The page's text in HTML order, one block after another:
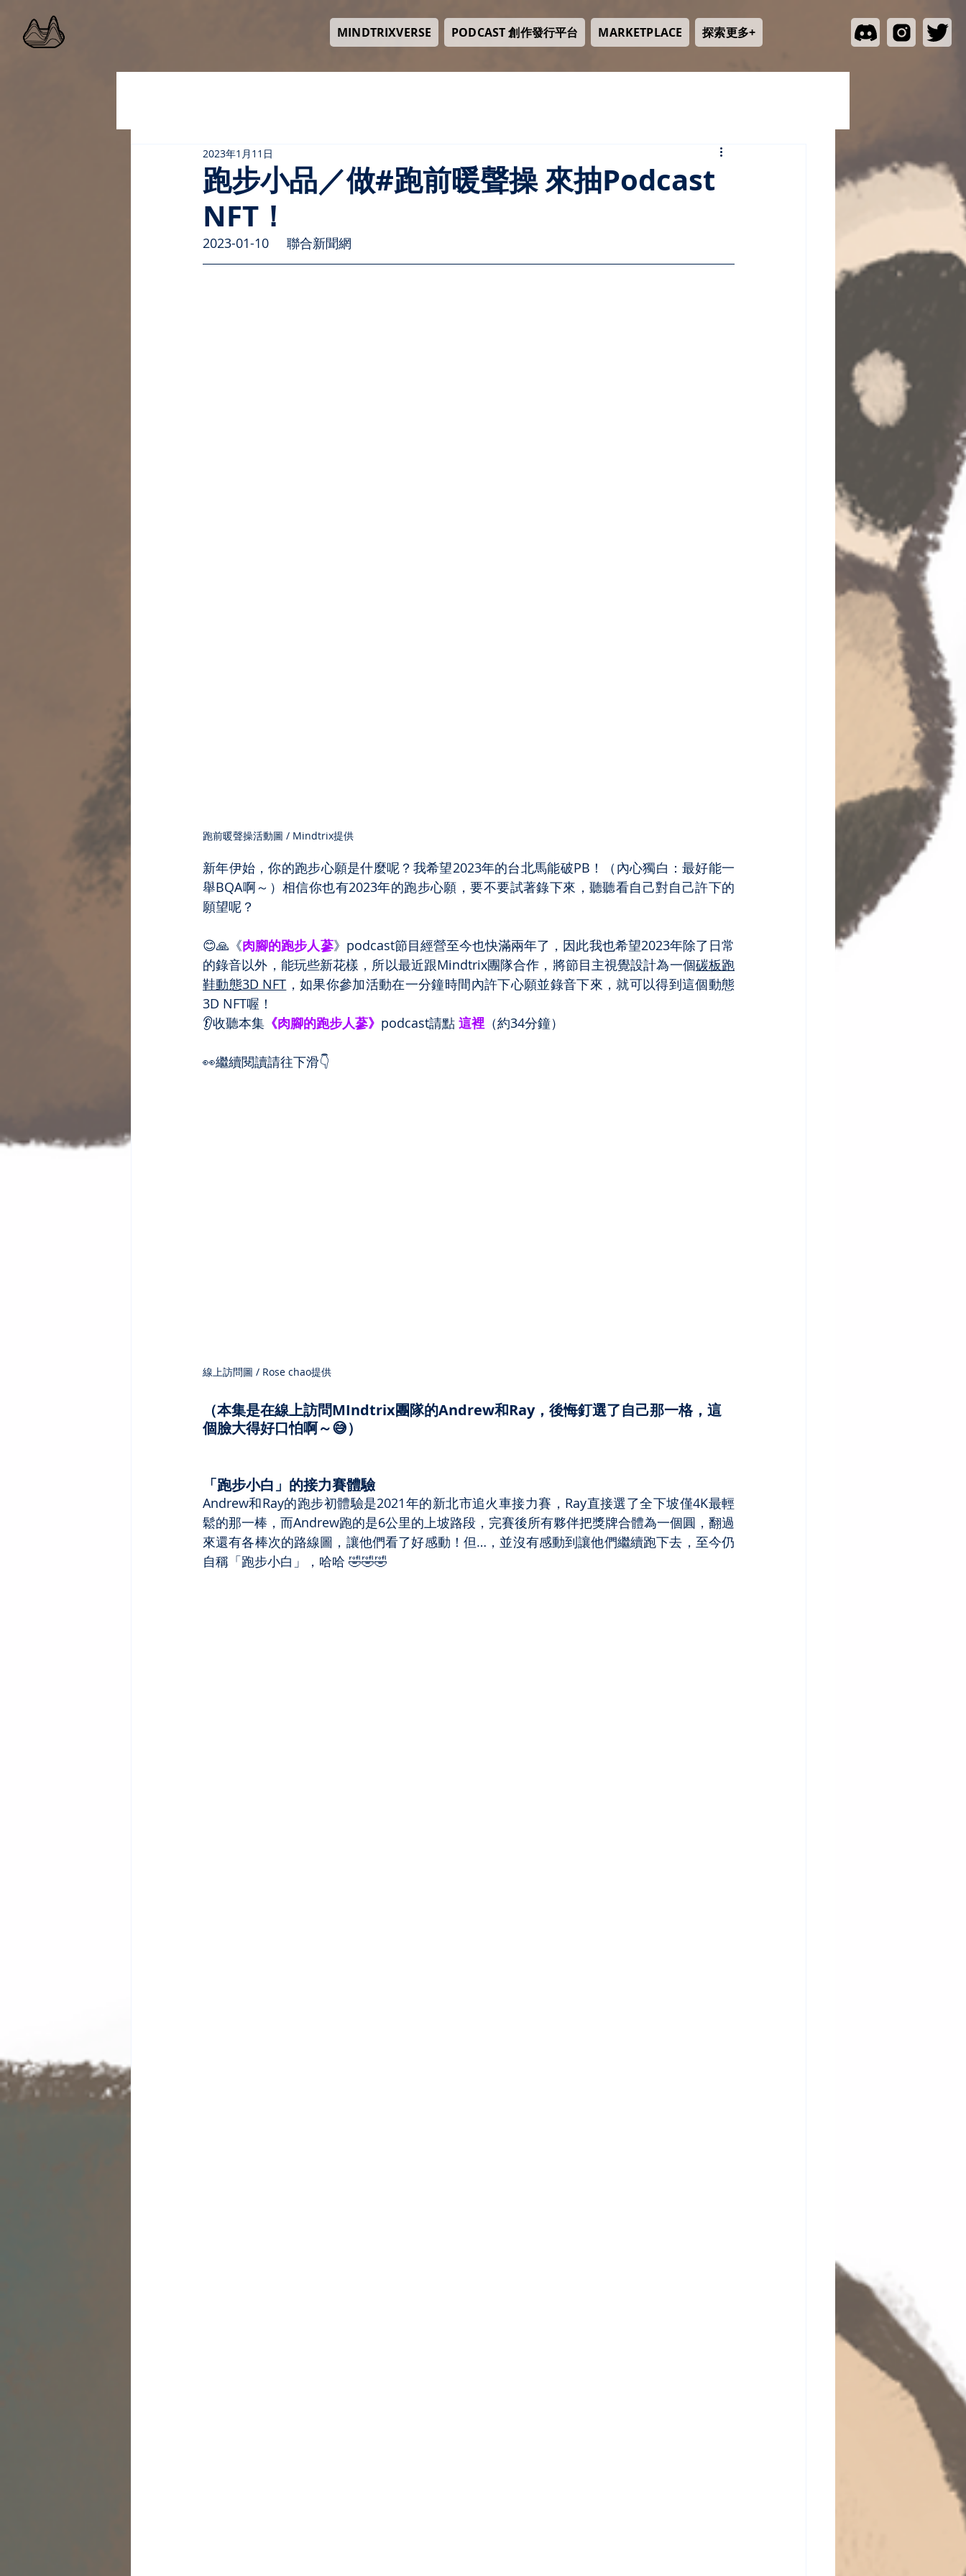
MINDTRIXVERSE PODCAST 創作發行平台 MARKETPLACE 探索更多+
跑步小品／做#跑前暖聲操 來抽Podcast
NFT！
2023年1月11日
2023-01-10     聯合新聞網
跑前暖聲操活動圖 / Mindtrix提供
新年伊始，你的跑步心願是什麼呢？我希望2023年的台北馬能破PB！（內心獨白：最好能一
舉BQA啊～）相信你也有2023年的跑步心願，要不要試著錄下來，聽聽看自己對自己許下的
願望呢？
😊🙏《肉腳的跑步人蔘》podcast節目經營至今也快滿兩年了，因此我也希望2023年除了日常
的錄音以外，能玩些新花樣，所以最近跟Mindtrix團隊合作，將節目主視覺設計為一個碳板跑
鞋動態3D NFT ，如果你參加活動在一分鐘時間內許下心願並錄音下來，就可以得到這個動態
3D NFT喔！
👂收聽本集 《肉腳的跑步人蔘》 podcast請點 這裡 （約34分鐘）
👀繼續閱讀請往下滑👇
線上訪問圖 / Rose chao提供
（本集是在線上訪問MIndtrix團隊的Andrew和Ray，後悔釘選了自己那一格，這
個臉大得好口怕啊～😅）
「跑步小白」的接力賽體驗
Andrew和Ray的跑步初體驗是2021年的新北市追火車接力賽，Ray直接選了全下坡僅4K最輕
鬆的那一棒，而Andrew跑的是6公里的上坡路段，完賽後所有夥伴把獎牌合體為一個圓，翻過
來還有各棒次的路線圖，讓他們看了好感動！但…，並沒有感動到讓他們繼續跑下去，至今仍
自稱「跑步小白」，哈哈 🤣🤣🤣